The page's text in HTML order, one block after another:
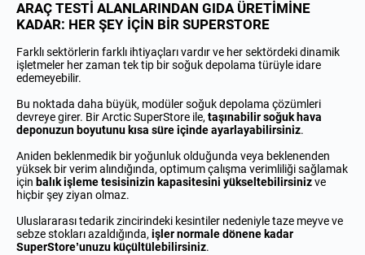
ARAÇ TESTİ ALANLARINDAN GIDA ÜRETİMİNE
KADAR: HER ŞEY İÇİN BİR SUPERSTORE
Farklı sektörlerin farklı ihtiyaçları vardır ve her sektördeki dinamik
işletmeler her zaman tek tip bir soğuk depolama türüyle idare
edemeyebilir.
Bu noktada daha büyük, modüler soğuk depolama çözümleri
devreye girer. Bir Arctic SuperStore ile,taşınabilir soğuk hava
deponuzun boyutunu kısa süre içinde ayarlayabilirsiniz.
Aniden beklenmedik bir yoğunluk olduğunda veya beklenenden
yüksek bir verim alındığında, optimum çalışma verimliliği sağlamak
için balık işleme tesisinizin kapasitesini yükseltebilirsinizve
hiçbir şey ziyan olmaz.
Uluslararası tedarik zincirindeki kesintiler nedeniyle taze meyve ve
sebze stokları azaldığında,işler normale dönene kadar
SuperStore’unuzu küçültülebilirsiniz.